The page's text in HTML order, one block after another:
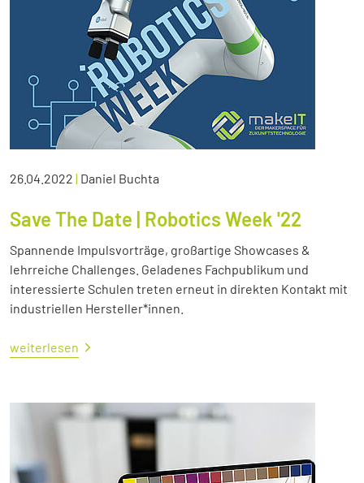
26.04.2022 | Daniel Buchta
Save The Date | Robotics Week '22
Spannende Impulsvorträge, großartige Showcases &
lehrreiche Challenges. Geladenes Fachpublikum und
interessierte Schulen treten erneut in direkten Kontakt mit
industriellen Hersteller*innen.
weiterlesen